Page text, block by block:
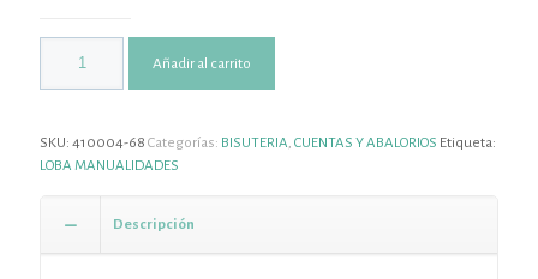
Añadir al carrito
SKU: 410004-68 Categorías: BISUTERIA, CUENTAS Y ABALORIOS Etiqueta:
LOBA MANUALIDADES
Descripción